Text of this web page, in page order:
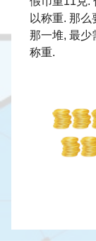
以称重. 那
那一堆, 最少
称重.